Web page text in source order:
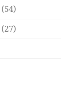
(54)
(27)